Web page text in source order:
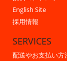
English Site
採用情報
SERVICES
配送やお支払い方